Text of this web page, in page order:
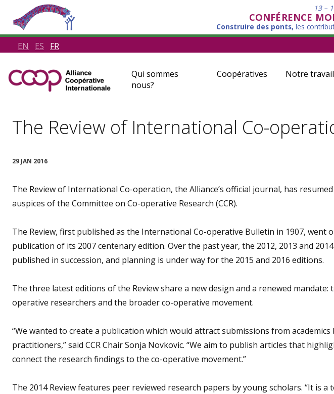
13 –
CONFÉRENCE
Construire des ponts, les
EN ES FR
Qui sommes
nous?
Coopératives Notre travail
The Review of International Co-
29 JAN 2016
The Review of International Co-operation, the Alliance’s official journal, has
auspices of the Committee on Co-operative Research (CCR).
The Review, first published as the International Co-operative Bulletin in 1907, went
publication of its 2007 centenary edition. Over the past year, the 2012, 2013 and
published in succession, and planning is under way for the 2015 and 2016 editions.
The three latest editions of the Review share a new design and a renewed
operative researchers and the broader co-operative movement.
“We wanted to create a publication which would attract submissions from
practitioners,” said CCR Chair Sonja Novkovic. “We aim to publish articles that
connect the research findings to the co-operative movement.”
The 2014 Review features peer reviewed research papers by young scholars. “It is